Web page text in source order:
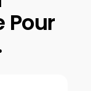
Pour